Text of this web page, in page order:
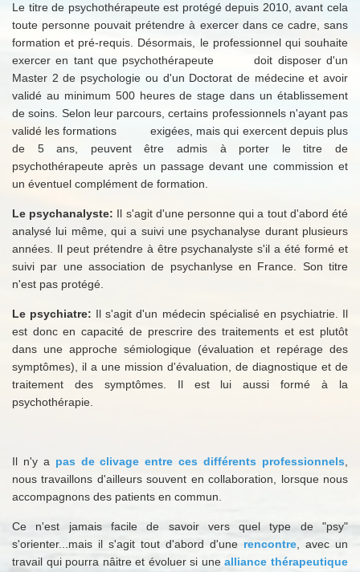
Le titre de psychothérapeute est protégé depuis 2010, avant cela
toute personne pouvait prétendre à exercer dans ce cadre, sans
formation et pré-requis. Désormais, le professionnel qui souhaite
exercer en tant que psychothérapeute doit disposer d'un
Master 2 de psychologie ou d'un Doctorat de médecine et avoir
validé au minimum 500 heures de stage dans un établissement
de soins. Selon leur parcours, certains professionnels n'ayant pas
validé les formations exigées, mais qui exercent depuis plus
de 5 ans, peuvent être admis à porter le titre de
psychothérapeute après un passage devant une commission et
un éventuel complément de formation.
Le psychanalyste: Il s'agit d'une personne qui a tout d'abord été
analysé lui même, qui a suivi une psychanalyse durant plusieurs
années. Il peut prétendre à être psychanalyste s'il a été formé et
suivi par une association de psychanlyse en France. Son titre
n'est pas protégé.
Le psychiatre: Il s'agit d'un médecin spécialisé en psychiatrie. Il
est donc en capacité de prescrire des traitements et est plutôt
dans une approche sémiologique (évaluation et repérage des
symptômes), il a une mission d'évaluation, de diagnostique et de
traitement des symptômes. Il est lui aussi formé à la
psychothérapie.
Il n'y a pas de clivage entre ces différents professionnels
nous travaillons d'ailleurs souvent en collaboration, lorsque nous
accompagnons des patients en commun.
Ce n'est jamais facile de savoir vers quel type de "psy"
s'orienter...mais il s'agit tout d'abord d'une rencontre , avec un
travail qui pourra nâitre et évoluer si unealliance thérapeutique